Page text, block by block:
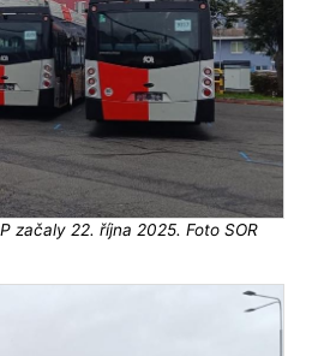
začaly 22. října 2025. Foto SOR